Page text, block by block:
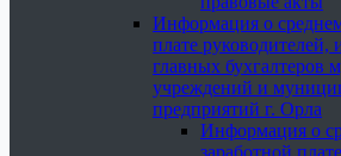
Информация о
плате руководителей,
главных бухгалтеров
учреждений и
предприятий г. Орла
Информация о
заработной